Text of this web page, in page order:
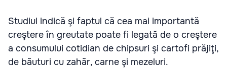
Studiul indică şi faptul că cea mai importantă
creştere în greutate poate fi legată de o creştere
a consumului cotidian de chipsuri şi cartofi prăjiţi,
de băuturi cu zahăr, carne şi mezeluri.